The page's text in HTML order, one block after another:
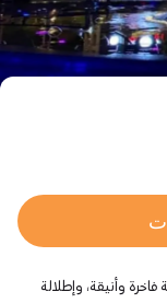
داخلية فاخرة وأنيقة، وإطلالة